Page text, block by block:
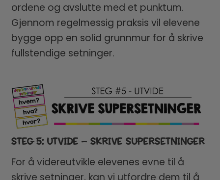
ordene og avslutte med et punktum.
Gjennom regelmessig praksis vil elevene
bygge opp en solid grunnmur for å skrive
fullstendige setninger.
STEG 5: UTVIDE – SKRIVE SUPERSETNINGER
For å videreutvikle elevenes evne til å
skrive setninger, kan vi utfordre dem til å